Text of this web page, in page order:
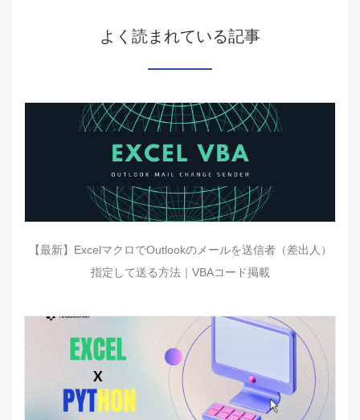
よく読まれている記事
【最新】ExcelマクロでOutlookのメールを送信者（差出人）
指定して送る方法｜VBAコード掲載